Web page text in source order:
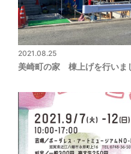
2021.08.25
美崎町の家 棟上げを行いま